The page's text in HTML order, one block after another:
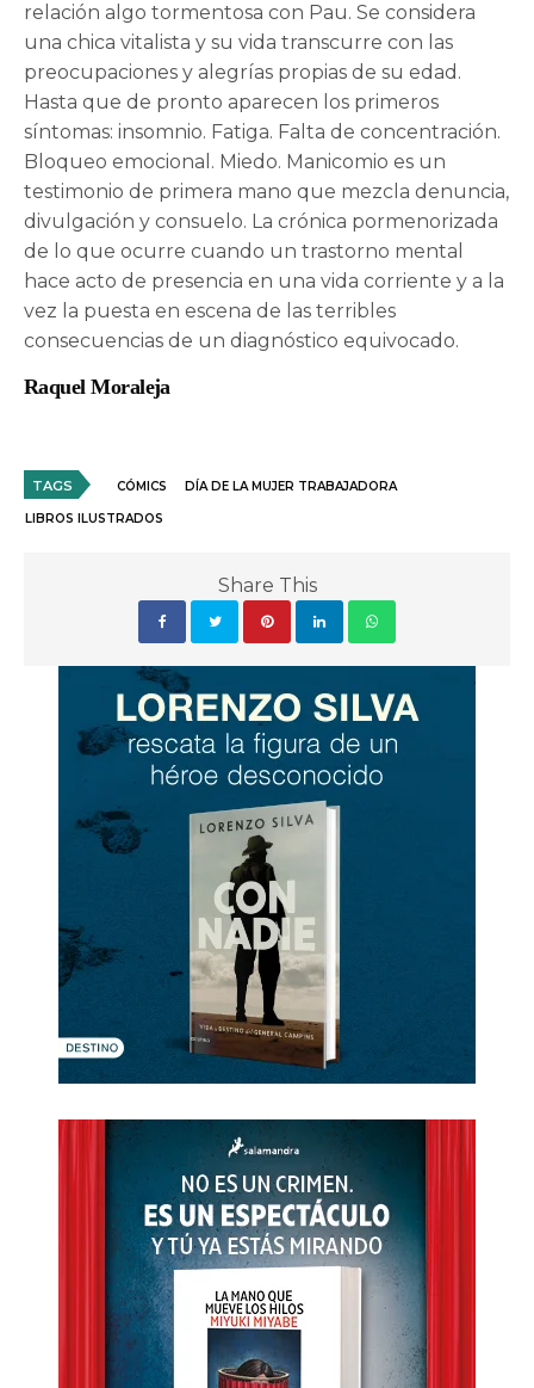
relación algo tormentosa con Pau. Se considera
una chica vitalista y su vida transcurre con las
preocupaciones y alegrías propias de su edad.
Hasta que de pronto aparecen los primeros
síntomas: insomnio. Fatiga. Falta de concentración.
Bloqueo emocional. Miedo. Manicomio es un
testimonio de primera mano que mezcla denuncia,
divulgación y consuelo. La crónica pormenorizada
de lo que ocurre cuando un trastorno mental
hace acto de presencia en una vida corriente y a la
vez la puesta en escena de las terribles
consecuencias de un diagnóstico equivocado.
Raquel Moraleja
TAGS CÓMICS DÍA DE LA MUJER TRABAJADORA
LIBROS ILUSTRADOS
Share This